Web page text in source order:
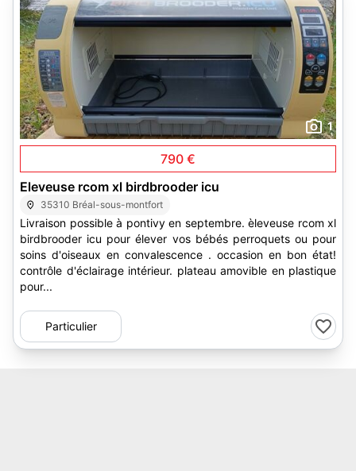
1
790 €
Eleveuse rcom xl birdbrooder icu
35310 Bréal-sous-montfort
Livraison possible à pontivy en septembre. èleveuse rcom xl
birdbrooder icu pour élever vos bébés perroquets ou pour
soins d'oiseaux en convalescence . occasion en bon état!
contrôle d'éclairage intérieur. plateau amovible en plastique
pour...
Particulier